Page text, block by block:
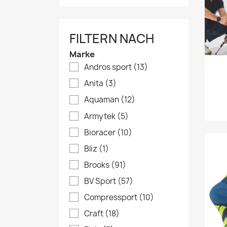
FILTERN NACH
Marke
Andros sport (13)
Anita (3)
Aquaman (12)
Armytek (5)
Bioracer (10)
Bliz (1)
Brooks (91)
BV Sport (57)
Compressport (10)
Craft (18)